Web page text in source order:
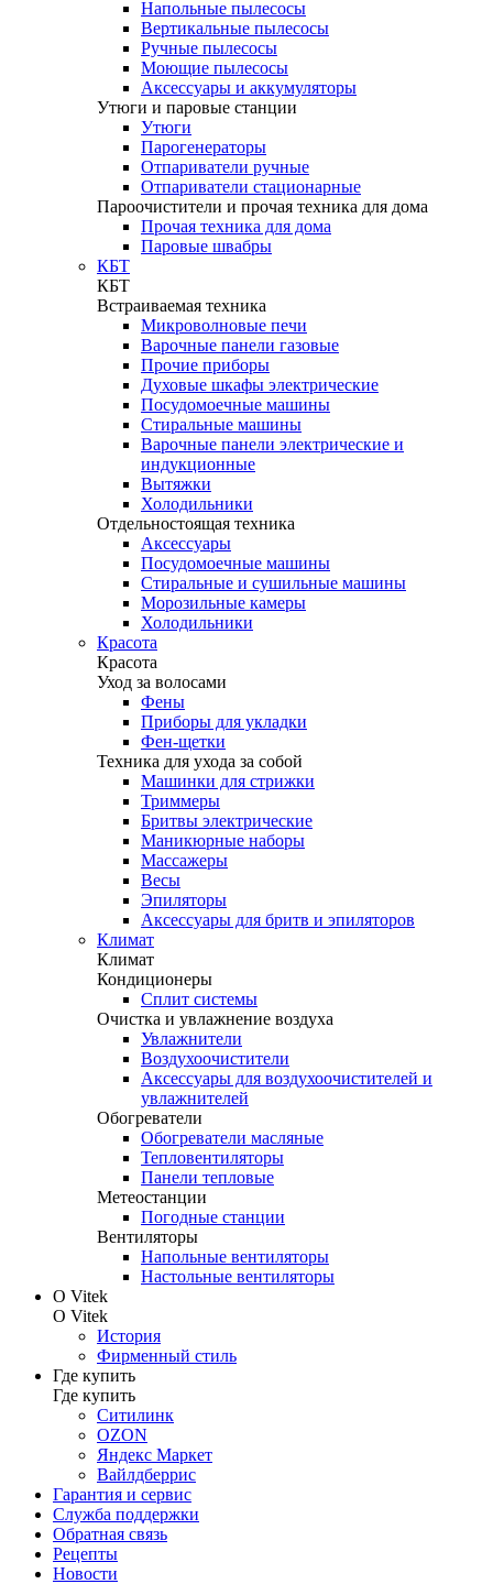
Напольные пылесосы
Вертикальные пылесосы
Ручные пылесосы
Моющие пылесосы
Аксессуары и аккумуляторы
Утюги и паровые станции
Утюги
Парогенераторы
Отпариватели ручные
Отпариватели стационарные
Пароочистители и прочая техника для дома
Прочая техника для дома
Паровые швабры
КБТ
КБТ
Встраиваемая техника
Микроволновые печи
Варочные панели газовые
Прочие приборы
Духовые шкафы электрические
Посудомоечные машины
Стиральные машины
Варочные панели электрические и
индукционные
Вытяжки
Холодильники
Отдельностоящая техника
Аксессуары
Посудомоечные машины
Стиральные и сушильные машины
Морозильные камеры
Холодильники
Красота
Красота
Уход за волосами
Фены
Приборы для укладки
Фен-щетки
Техника для ухода за собой
Машинки для стрижки
Триммеры
Бритвы электрические
Маникюрные наборы
Массажеры
Весы
Эпиляторы
Аксессуары для бритв и эпиляторов
Климат
Климат
Кондиционеры
Сплит системы
Очистка и увлажнение воздуха
Увлажнители
Воздухоочистители
Аксессуары для воздухоочистителей и
увлажнителей
Обогреватели
Обогреватели масляные
Тепловентиляторы
Панели тепловые
Метеостанции
Погодные станции
Вентиляторы
Напольные вентиляторы
Настольные вентиляторы
О Vitek
О Vitek
История
Фирменный стиль
Где купить
Где купить
Ситилинк
OZON
Яндекс Маркет
Вайлдберрис
Гарантия и сервис
Служба поддержки
Обратная связь
Рецепты
Новости